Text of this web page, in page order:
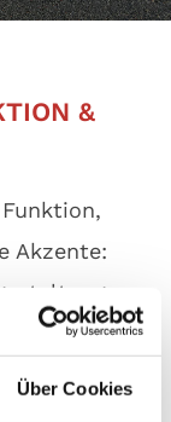
Über Cookies
&
Akzente:
für